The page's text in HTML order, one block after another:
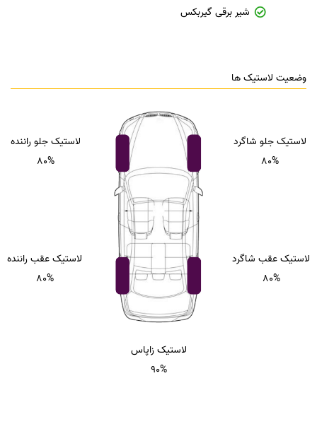
شیر برقی گیربکس
وضعیت لاستیک ها
لاستیک جلو راننده
80%
لاستیک عقب راننده
80%
لاستیک جلو شاگرد
80%
لاستیک عقب شاگرد
80%
لاستیک زاپاس
90%